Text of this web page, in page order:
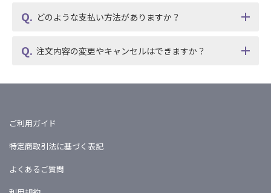
どのような支払い方法がありますか？
注文内容の変更やキャンセルはできますか？
ご利用ガイド
特定商取引法に基づく表記
よくあるご質問